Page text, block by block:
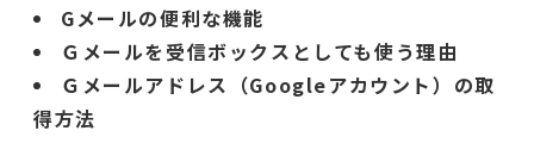
Gメールの便利な機能
Ｇメールを受信ボックスとしても使う理由
Ｇメールアドレス（Googleアカウント）の取
得方法